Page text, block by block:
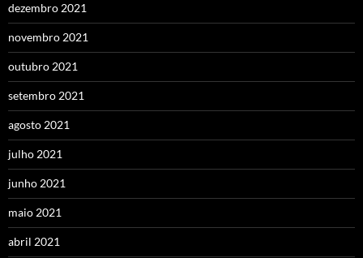
dezembro 2021
novembro 2021
outubro 2021
setembro 2021
agosto 2021
julho 2021
junho 2021
maio 2021
abril 2021